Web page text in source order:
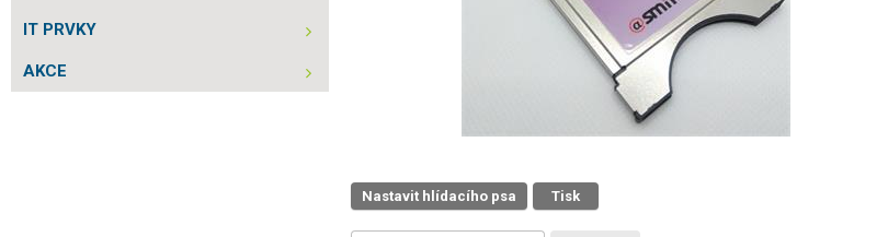
IT PRVKY
AKCE
Nastavit hlídacího psa Tisk